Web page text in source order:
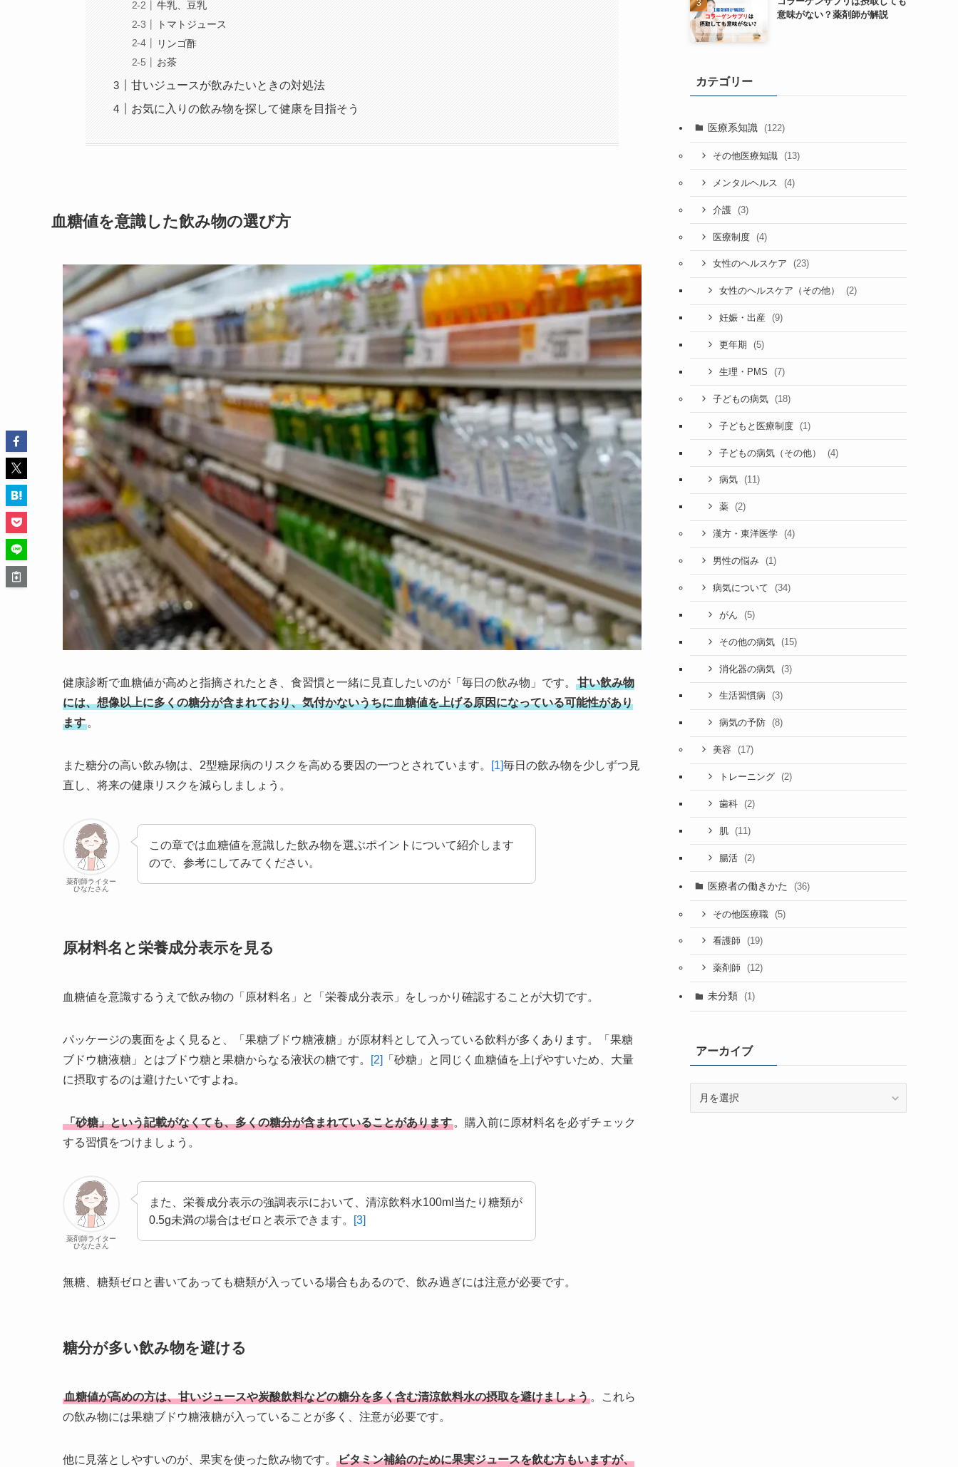
牛乳、豆乳
トマトジュース
リンゴ酢
お茶
甘いジュースが飲みたいときの対処法
お気に入りの飲み物を探して健康を目指そう
血糖値を意識した飲み物の選び方
健康診断で血糖値が高めと指摘されたとき、食習慣と一緒に見直したいのが「毎日の飲み物」です。
甘い飲み物
には、想像以上に多くの糖分が含まれており、気付かないうちに血糖値を上げる原因になっている可能性があり
ます。
また糖分の高い飲み物は、2型糖尿病のリスクを高める要因の一つとされています。 [1]毎日の飲み物を少しずつ見
直し、将来の健康リスクを減らしましょう。
薬剤師ライター
ひなたさん
この章では血糖値を意識した飲み物を選ぶポイントについて紹介します
ので、参考にしてみてください。
原材料名と栄養成分表示を見る
血糖値を意識するうえで飲み物の「原材料名」と「栄養成分表示」をしっかり確認することが大切です。
パッケージの裏面をよく見ると、「果糖ブドウ糖液糖」が原材料として入っている飲料が多くあります。「果糖
ブドウ糖液糖」とはブドウ糖と果糖からなる液状の糖です。
[2]
「砂糖」と同じく血糖値を上げやすいため、大量
に摂取するのは避けたいですよね。
「砂糖」という記載がなくても、多くの糖分が含まれていることがあります 。購入前に原材料名を必ずチェック
する習慣をつけましょう。
薬剤師ライター
ひなたさん
また、栄養成分表示の強調表示において、清涼飲料水100ml当たり糖類が
0.5g未満の場合はゼロと表示できます。
[3]
無糖、糖類ゼロと書いてあっても糖類が入っている場合もあるので、飲み過ぎには注意が必要です。
糖分が多い飲み物を避ける
血糖値が高めの方は、甘いジュースや炭酸飲料などの糖分を多く含む清涼飲料水の摂取を避けましょう 。これら
の飲み物には果糖ブドウ糖液糖が入っていることが多く、注意が必要です。
他に見落としやすいのが、果実を使った飲み物です。 ビタミン補給のために果実ジュースを飲む方もいますが、
意味がない？薬剤師が解説
カテゴリー
医療系知識 (122)
その他医療知識 (13)
メンタルヘルス (4)
介護 (3)
医療制度 (4)
女性のヘルスケア (23)
女性のヘルスケア（その他） (2)
妊娠・出産 (9)
更年期 (5)
生理・PMS (7)
子どもの病気 (18)
子どもと医療制度 (1)
子どもの病気（その他） (4)
病気 (11)
薬 (2)
漢方・東洋医学 (4)
男性の悩み (1)
病気について (34)
がん (5)
その他の病気 (15)
消化器の病気 (3)
生活習慣病 (3)
病気の予防 (8)
美容 (17)
トレーニング (2)
歯科 (2)
肌 (11)
腸活 (2)
医療者の働きかた (36)
その他医療職 (5)
看護師 (19)
薬剤師 (12)
未分類 (1)
アーカイブ